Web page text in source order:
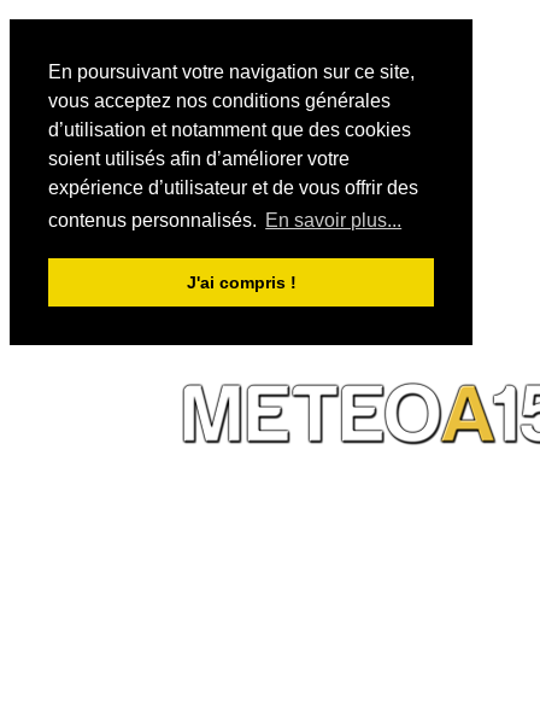
En poursuivant votre navigation sur ce site,
vous acceptez nos conditions générales
d’utilisation et notamment que des cookies
soient utilisés afin d’améliorer votre
expérience d’utilisateur et de vous offrir des
contenus personnalisés. En savoir plus...
J'ai compris !